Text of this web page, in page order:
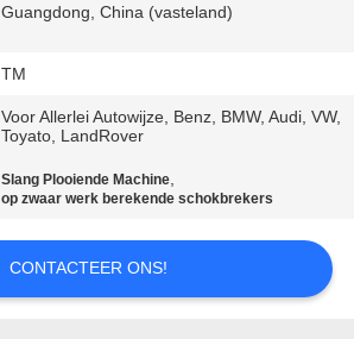
Guangdong, China (vasteland)
TM
Voor Allerlei Autowijze, Benz, BMW, Audi, VW,
Toyato, LandRover
Slang Plooiende Machine,
op zwaar werk berekende schokbrekers
CONTACTEER ONS!